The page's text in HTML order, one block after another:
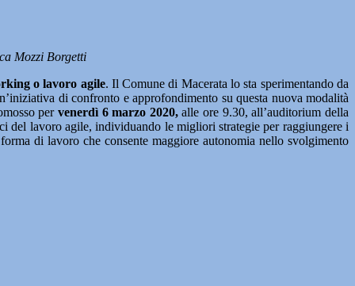
Mozzi Borgetti
o lavoro agile. Il Comune di Macerata lo sta sperimentando da
di confronto e approfondimento su questa nuova modalità
per venerdì 6 marzo 2020,alle ore 9.30, all’auditorium della
del lavoro agile, individuando le migliori strategie per raggiungere i
di lavoro che consente maggiore autonomia nello svolgimento